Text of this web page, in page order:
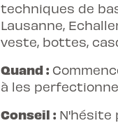
techniques de
Lausanne,
veste, bottes,
Quand :
à les
Conseil : N'hésite